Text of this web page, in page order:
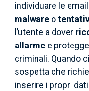
individuare le
malware o
l’utente a dover
allarme e
criminali. Quando
sospetta che
inserire i propri